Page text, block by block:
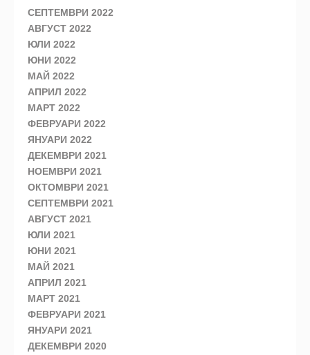
СЕПТЕМВРИ 2022
АВГУСТ 2022
ЮЛИ 2022
ЮНИ 2022
МАЙ 2022
АПРИЛ 2022
МАРТ 2022
ФЕВРУАРИ 2022
ЯНУАРИ 2022
ДЕКЕМВРИ 2021
НОЕМВРИ 2021
ОКТОМВРИ 2021
СЕПТЕМВРИ 2021
АВГУСТ 2021
ЮЛИ 2021
ЮНИ 2021
МАЙ 2021
АПРИЛ 2021
МАРТ 2021
ФЕВРУАРИ 2021
ЯНУАРИ 2021
ДЕКЕМВРИ 2020